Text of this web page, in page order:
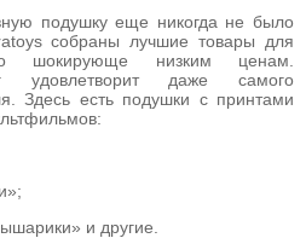
подушку еще никогда не было
собраны лучшие товары для
шокирующе низким ценам.
удовлетворит даже самого
Здесь есть подушки с принтами
и другие.